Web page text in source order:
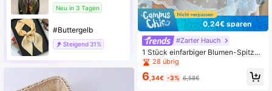
Neu in 3 Tagen
#Buttergelb
Steigend 31%
0,24€ sparen
#Zarter Hauch
1 Stück einfarbiger Blumen-Spitzen
-Netz-bestickter Schal Kopftuch Dr
eiecksschal
28 übrig
6 ,34€ -3% 6,58€